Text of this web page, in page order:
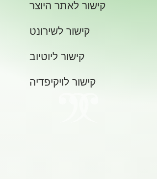
קישור לאתר היוצר
קישור לשירונט
קישור ליוטיוב
קישור לויקיפדיה